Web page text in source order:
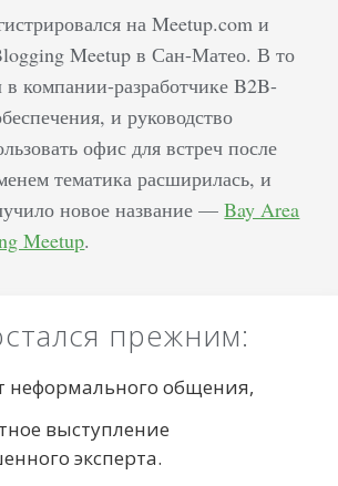
на Meetup.com и
Meetup в Сан-Матео. В то
в компании-разработчике B2B-
и руководство
офис для встреч после
тематика расширилась, и
новое название —Bay Area
Meetup.
прежним:
неформального общения,
выступление
эксперта.